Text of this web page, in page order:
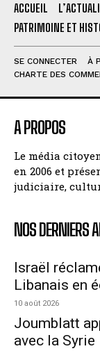
ACCUEIL
PATRIMOINE ET
SE CONNECTER À
CHARTE DES
A PROPOS
Le média
en 2006 et
judiciaire,
NOS DERNIERS
Israël
Libanais en
10 août 2026
Joumblatt
avec la Syrie